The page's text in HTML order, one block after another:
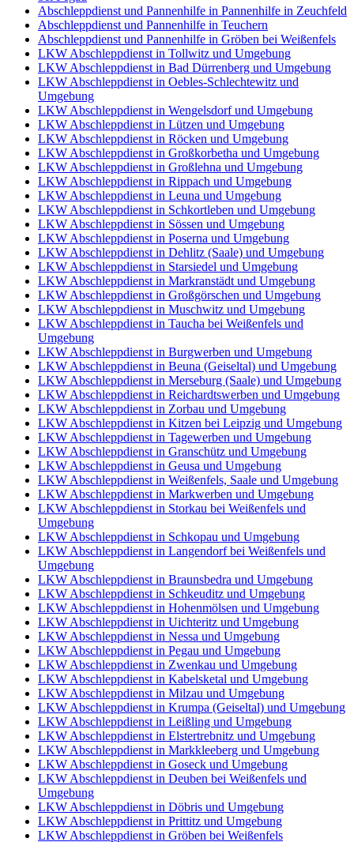
Abschleppdienst und Pannenhilfe in Pannenhilfe in Zeuchfeld
Abschleppdienst und Pannenhilfe in Teuchern
Abschleppdienst und Pannenhilfe in Gröben bei Weißenfels
LKW Abschleppdienst in Tollwitz und Umgebung
LKW Abschleppdienst in Bad Dürrenberg und Umgebung
LKW Abschleppdienst in Oebles-Schlechtewitz und
Umgebung
LKW Abschleppdienst in Wengelsdorf und Umgebung
LKW Abschleppdienst in Lützen und Umgebung
LKW Abschleppdienst in Röcken und Umgebung
LKW Abschleppdienst in Großkorbetha und Umgebung
LKW Abschleppdienst in Großlehna und Umgebung
LKW Abschleppdienst in Rippach und Umgebung
LKW Abschleppdienst in Leuna und Umgebung
LKW Abschleppdienst in Schkortleben und Umgebung
LKW Abschleppdienst in Sössen und Umgebung
LKW Abschleppdienst in Poserna und Umgebung
LKW Abschleppdienst in Dehlitz (Saale) und Umgebung
LKW Abschleppdienst in Starsiedel und Umgebung
LKW Abschleppdienst in Markranstädt und Umgebung
LKW Abschleppdienst in Großgörschen und Umgebung
LKW Abschleppdienst in Muschwitz und Umgebung
LKW Abschleppdienst in Taucha bei Weißenfels und
Umgebung
LKW Abschleppdienst in Burgwerben und Umgebung
LKW Abschleppdienst in Beuna (Geiseltal) und Umgebung
LKW Abschleppdienst in Merseburg (Saale) und Umgebung
LKW Abschleppdienst in Reichardtswerben und Umgebung
LKW Abschleppdienst in Zorbau und Umgebung
LKW Abschleppdienst in Kitzen bei Leipzig und Umgebung
LKW Abschleppdienst in Tagewerben und Umgebung
LKW Abschleppdienst in Granschütz und Umgebung
LKW Abschleppdienst in Geusa und Umgebung
LKW Abschleppdienst in Weißenfels, Saale und Umgebung
LKW Abschleppdienst in Markwerben und Umgebung
LKW Abschleppdienst in Storkau bei Weißenfels und
Umgebung
LKW Abschleppdienst in Schkopau und Umgebung
LKW Abschleppdienst in Langendorf bei Weißenfels und
Umgebung
LKW Abschleppdienst in Braunsbedra und Umgebung
LKW Abschleppdienst in Schkeuditz und Umgebung
LKW Abschleppdienst in Hohenmölsen und Umgebung
LKW Abschleppdienst in Uichteritz und Umgebung
LKW Abschleppdienst in Nessa und Umgebung
LKW Abschleppdienst in Pegau und Umgebung
LKW Abschleppdienst in Zwenkau und Umgebung
LKW Abschleppdienst in Kabelsketal und Umgebung
LKW Abschleppdienst in Milzau und Umgebung
LKW Abschleppdienst in Krumpa (Geiseltal) und Umgebung
LKW Abschleppdienst in Leißling und Umgebung
LKW Abschleppdienst in Elstertrebnitz und Umgebung
LKW Abschleppdienst in Markkleeberg und Umgebung
LKW Abschleppdienst in Goseck und Umgebung
LKW Abschleppdienst in Deuben bei Weißenfels und
Umgebung
LKW Abschleppdienst in Döbris und Umgebung
LKW Abschleppdienst in Prittitz und Umgebung
LKW Abschleppdienst in Gröben bei Weißenfels